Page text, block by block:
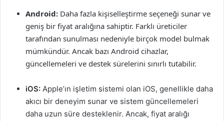
Android: Daha fazla kişiselleştirme seçeneği sunar ve
geniş bir fiyat aralığına sahiptir. Farklı üreticiler
tarafından sunulması nedeniyle birçok model bulmak
mümkündür. Ancak bazı Android cihazlar,
güncellemeleri ve destek sürelerini sınırlı tutabilir.
iOS: Apple’ın işletim sistemi olan iOS, genellikle daha
akıcı bir deneyim sunar ve sistem güncellemeleri
daha uzun süre desteklenir. Ancak, fiyat aralığı